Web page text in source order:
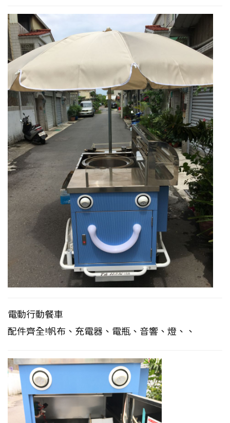
電動行動餐車
配件齊全!帆布、充電器、電瓶、音響、燈、、